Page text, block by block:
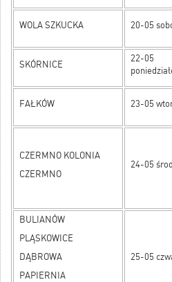
WOLA SZKUCKA 20-05
SKÓRNICE
22-05
FAŁKÓW 23-05
CZERMNO KOLONIA
CZERMNO
24-05
BULIANÓW
PLĄSKOWICE
DĄBROWA
PAPIERNIA
25-05